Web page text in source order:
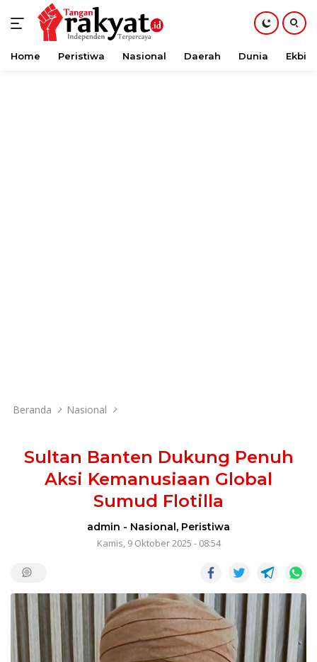
Langsung
Home Peristiwa Nasional Daerah Dunia Ekbis
Beranda Nasional
Sultan Banten Dukung Penuh
Aksi Kemanusiaan Global
Sumud Flotilla
admin - Nasional, Peristiwa
Kamis, 9 Oktober 2025 - 08:54